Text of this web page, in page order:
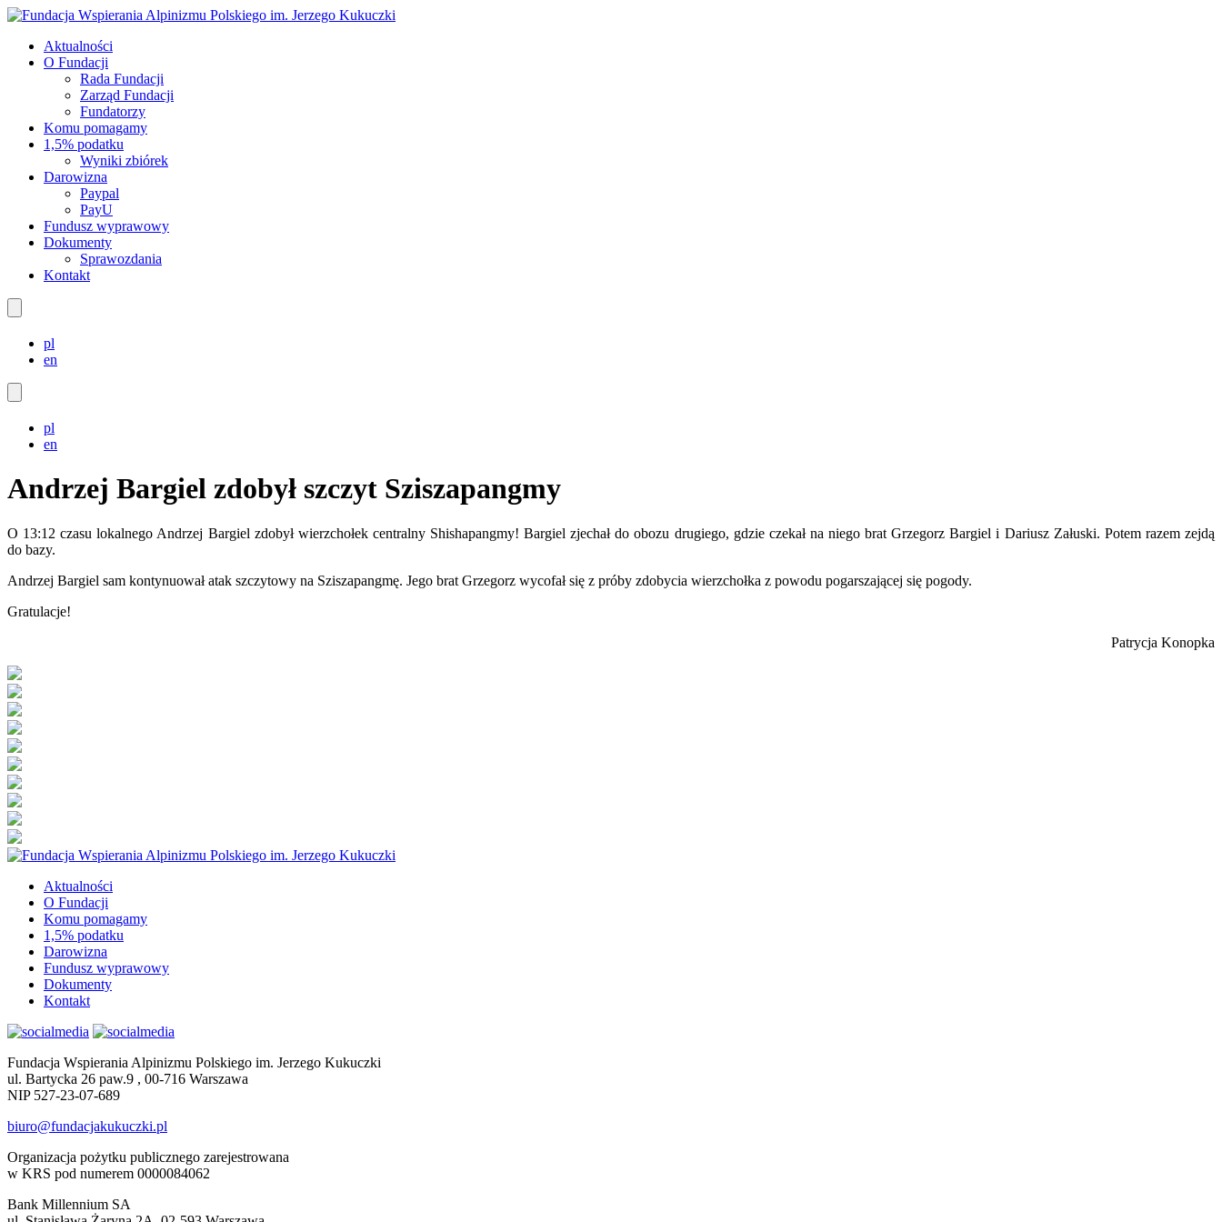
Aktualności
O Fundacji
Rada Fundacji
Zarząd Fundacji
Fundatorzy
Komu pomagamy
1,5% podatku
Wyniki zbiórek
Darowizna
Paypal
PayU
Fundusz wyprawowy
Dokumenty
Sprawozdania
Kontakt
pl
en
pl
en
Andrzej Bargiel zdobył szczyt Sziszapangmy
O 13:12 czasu lokalnego Andrzej Bargiel zdobył wierzchołek centralny Shishapangmy! Bargiel zjechał do obozu drugiego, gdzie czekał na niego brat Grzegorz Bargiel i Dariusz Załuski. Potem razem zejdą
do bazy.
Andrzej Bargiel sam kontynuował atak szczytowy na Sziszapangmę. Jego brat Grzegorz wycofał się z próby zdobycia wierzchołka z powodu pogarszającej się pogody.
Gratulacje!
Patrycja Konopka
Aktualności
O Fundacji
Komu pomagamy
1,5% podatku
Darowizna
Fundusz wyprawowy
Dokumenty
Kontakt
Fundacja Wspierania Alpinizmu Polskiego im. Jerzego Kukuczki
ul. Bartycka 26 paw.9 , 00-716 Warszawa
NIP 527-23-07-689
biuro@fundacjakukuczki.pl
Organizacja pożytku publicznego zarejestrowana
w KRS pod numerem 0000084062
Bank Millennium SA